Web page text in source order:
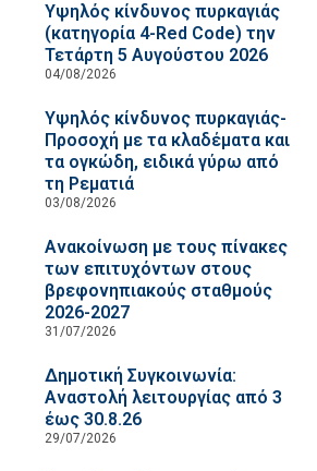
Υψηλός κίνδυνος πυρκαγιάς
(κατηγορία 4-Red Code) την
Τετάρτη 5 Αυγούστου 2026
04/08/2026
Υψηλός κίνδυνος πυρκαγιάς-
Προσοχή με τα κλαδέματα και
τα ογκώδη, ειδικά γύρω από
τη Ρεματιά
03/08/2026
Ανακοίνωση με τους πίνακες
των επιτυχόντων στους
βρεφονηπιακούς σταθμούς
2026-2027
31/07/2026
Δημοτική Συγκοινωνία:
Αναστολή λειτουργίας από 3
έως 30.8.26
29/07/2026